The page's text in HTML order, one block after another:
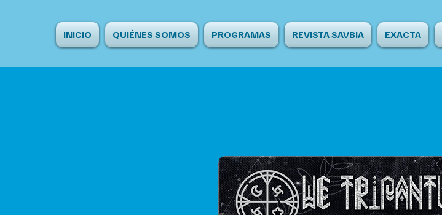
INICIO QUIÉNES SOMOS PROGRAMAS REVISTA SAVBIA EXACTA